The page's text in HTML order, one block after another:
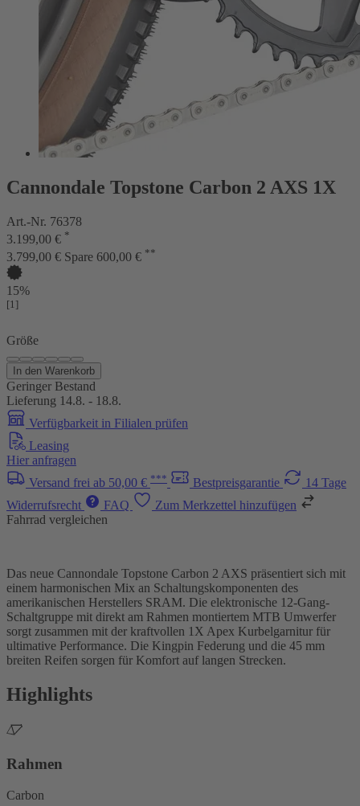
Cannondale Topstone Carbon 2 AXS 1X
Art.-Nr. 76378
3.199,00 € *
3.799,00 € Spare 600,00 € **
15%
[1]
Größe
In den Warenkorb
Geringer Bestand
Lieferung 14.8. - 18.8.
Verfügbarkeit in Filialen prüfen
Leasing
Hier anfragen
Versand frei ab 50,00 € *** Bestpreisgarantie
14 Tage
Widerrufsrecht
FAQ
Zum Merkzettel hinzufügen
Fahrrad vergleichen
Das neue Cannondale Topstone Carbon 2 AXS präsentiert sich mit
einem harmonischen Mix an Schaltungskomponenten des
amerikanischen Herstellers SRAM. Die elektronische 12-Gang-
Schaltgruppe mit direkt am Rahmen montiertem MTB Umwerfer
sorgt zusammen mit der kraftvollen 1X Apex Kurbelgarnitur für
ultimative Performance. Die Kingpin Federung und die 45 mm
breiten Reifen sorgen für Komfort auf langen Strecken.
Highlights
Rahmen
Carbon